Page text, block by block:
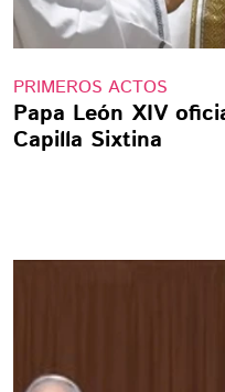
PRIMEROS ACTOS
Papa León XIV
Capilla Sixtina